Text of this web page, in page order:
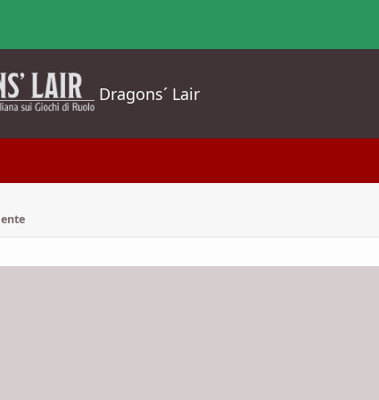
Dragons´ Lair